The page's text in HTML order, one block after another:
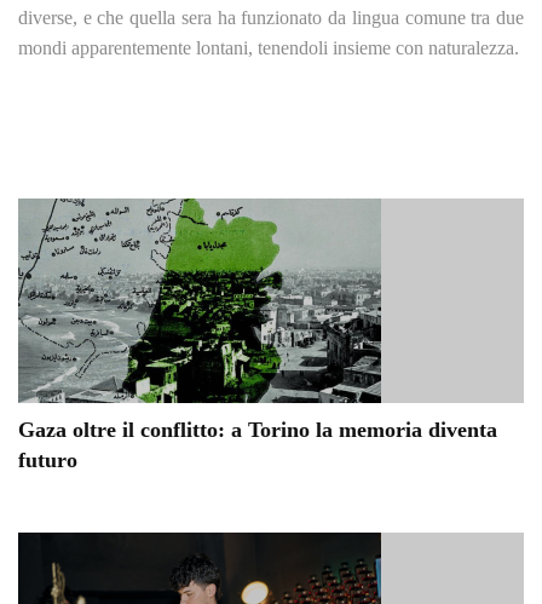
diverse, e che quella sera ha funzionato da lingua comune tra due
mondi apparentemente lontani, tenendoli insieme con naturalezza.
Gaza oltre il conflitto: a Torino la memoria diventa
futuro